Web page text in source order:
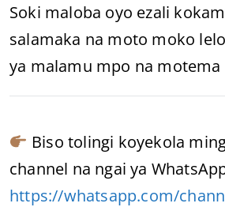
Soki maloba oyo ezali
salamaka na moto moko
ya malamu mpo na motema
Biso tolingi koyekola
channel na ngai ya
https://whatsapp.com/